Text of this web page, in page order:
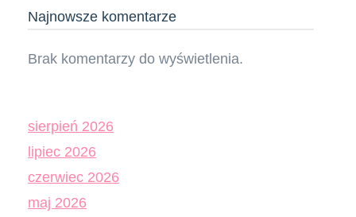
Najnowsze komentarze
Brak komentarzy do wyświetlenia.
sierpień 2026
lipiec 2026
czerwiec 2026
maj 2026